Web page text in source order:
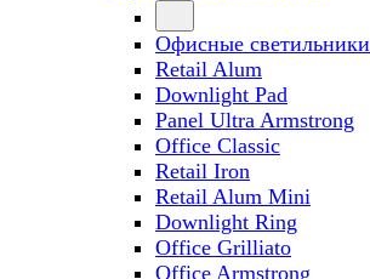
Офисные светильники
Retail Alum
Downlight Pad
Panel Ultra Armstrong
Office Classic
Retail Iron
Retail Alum Mini
Downlight Ring
Office Grilliato
Office Armstrong